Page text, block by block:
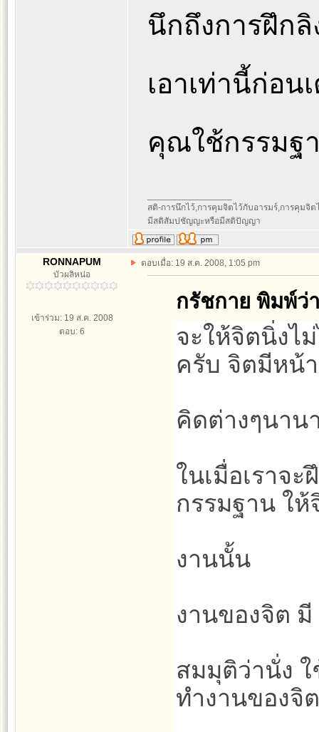
นึกถึงการฝึก
เอาเท่านี้ก่อน
คุณใช้กรรมฐ
สติ-การนึกไว้,การคุมจิตไว้กับอารมร์,การคุมจิ
มีสติสัมปชัญญะหรือมีสติปัญญา
RONNAPUM
บัวผลิหน่อ
เข้าร่วม: 19 ส.ค. 2008
ตอบ: 6
ตอบเมื่อ: 19 ส.ค. 2008, 1:05 pm
กรัชกาย พิมพ์ว่
จะให้จิตนิ่งไ
ครับ จิตมีหน้
คิดต่างๆนาน
ในเมื่อเราจ
กรรมฐาน ใ
งานนั้น
งานของจิต
สมมุติว่านั่ง
ทำงานของจิต